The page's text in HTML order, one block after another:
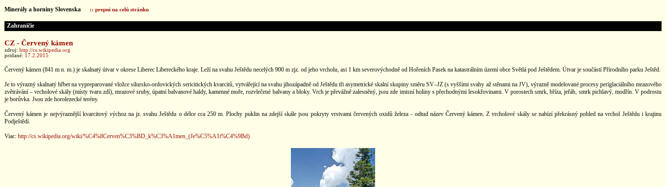
Minerály a horniny Slovenska :: prepni na celú stránku
Zahraničie
CZ - Červený kámen
zdroj: http://cs.wikipedia.org
pridané: 17.2.2015
Červený kámen (841 m n. m.) je skalnatý útvar v okrese Liberec Libereckého kraje. Leží na svahu Ještědu necelých 900 m zjz. od jeho vrcholu, asi 1 km severovýchodně od Hořeních Pasek na katastrálním území obce Světlá pod Ještědem. Útvar je součástí Přírodního parku Ještěd.
Je to výrazný skalnatý hřbet na vypreparované vložce silursko-ordovických sericitických kvarcitů, vytvářející na svahu jihozápadně od Ještědu tři asymetrické skalní skupiny směru SV–JZ (s vyššími svahy až stěnami na JV), výrazně modelované procesy periglaciálního mrazového
zvětrávání – vrcholové skály (místy tvaru zdí), mrazové sruby, úpatní balvanové haldy, kamenné moře, rozvlečené balvany a bloky. Vrch je převážně zalesněný, jsou zde imisní holiny s přechodnými lesokřovinami. V porostech smrk, bříza, jeřáb, smrk pichlavý, modřín. V podrostu
je borůvka. Jsou zde horolezecké terény.
Červený kámen je nejvýraznější kvarcitový výchoz na jz. svahu Ještědu o délce cca 250 m. Plochy puklin na zdejší skále jsou pokryty vrstvami červených oxidů železa - odtud název Červený kámen. Z vrcholové skály se nabízí překrásný pohled na vrchol Ještědu i krajinu
Podještědí.
Viac: http://cs.wikipedia.org/wiki/%C4%8Cerven%C3%BD_k%C3%A1men_(Je%C5%A1t%C4%9Bd)